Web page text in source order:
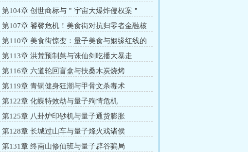
＂第104章 创世商标与＂宇宙大爆炸侵权案＂
第107章 饕餮危机！美食街对抗归零者金融核
弹第110章 美食街惊变：量子美食与姻缘红线的
混战
第113章 洪荒预制菜与诛仙剑吃播大暴走
第116章 六道轮回盲盒与扶桑木炭烧烤
第119章 青铜健身狂潮与甲骨文杀毒术
第122章 化蝶特效劫与量子殉情危机
第125章 八卦炉印钞机与量子通货膨胀
第128章 长城过山车与量子烽火戏诸侯
第131章 终南山修仙班与量子辟谷骗局